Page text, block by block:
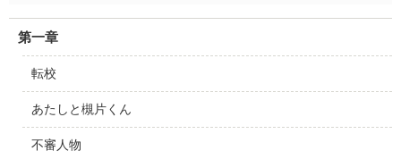
第一章
転校
あたしと槻片くん
不審人物